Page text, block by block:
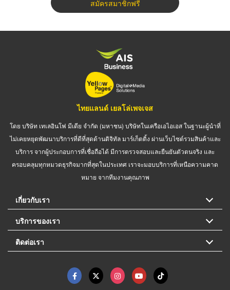
สมัครสมาชิกฟรี
ไทยแลนด์ เยลโล่เพจเจส
โดย บริษัท เทเลอินโฟ มีเดีย จำกัด (มหาชน) บริษัทในเครือเอไอเอส ในฐานะผู้นำที่
ไม่เคยหยุดพัฒนาบริการที่ดีที่สุดด้านดิจิทัล มาร์เก็ตติ้ง ผ่านเว็บไซต์รวมสินค้าและ
บริการ จากผู้ประกอบการที่เชื่อถือได้ มีการตรวจสอบและยืนยันตัวตนจริง และ
ครอบคลุมทุกหมวดธุรกิจมากที่สุดในประเทศ เราจะมอบบริการที่เหนือความคาด
หมาย จากทีมงานคุณภาพ
เกี่ยวกับเรา
บริการของเรา
ติดต่อเรา